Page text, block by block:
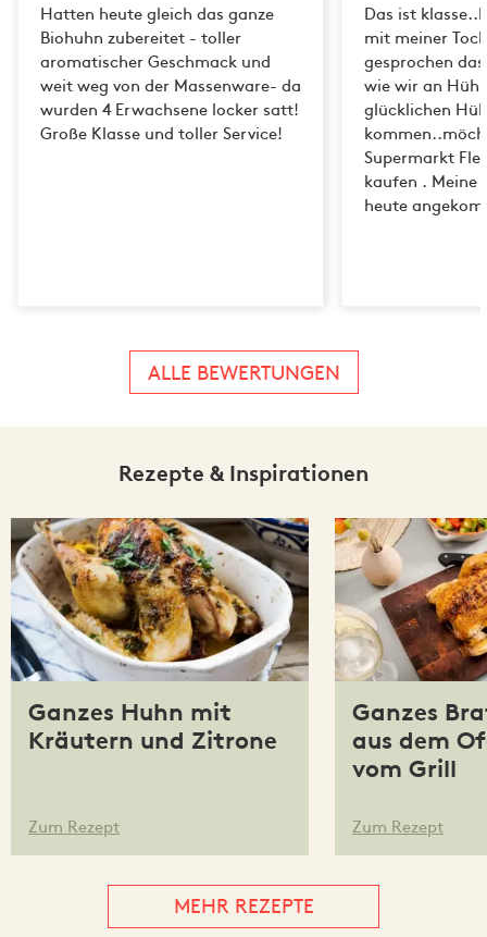
Hatten heute gleich das ganze
Biohuhn zubereitet - toller
aromatischer Geschmack und
weit weg von der Massenware- da
wurden 4 Erwachsene locker satt!
Große Klasse und toller Service!
Das ist
mit meiner
gesprochen
wie wir an
glücklichen
Supermarkt
kaufen . Meine
heute
ALLE BEWERTUNGEN
Rezepte & Inspirationen
Ganzes Huhn mit
Kräutern und Zitrone
Zum Rezept
Ganzes
aus dem
vom Grill
Zum Rezept
MEHR REZEPTE